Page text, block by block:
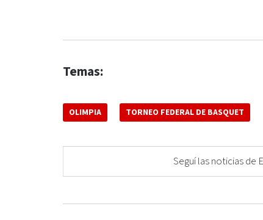
Temas:
OLIMPIA TORNEO FEDERAL DE BASQUET
Seguí las noticias de